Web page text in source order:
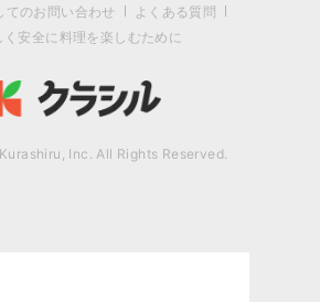
てのお問い合わせ
よくある質問
く安全に料理を楽しむために
Inc. All Rights Reserved.